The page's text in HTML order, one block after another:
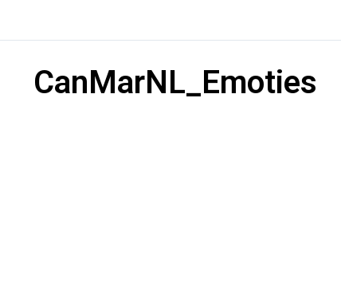
CanMarNL_Emoties